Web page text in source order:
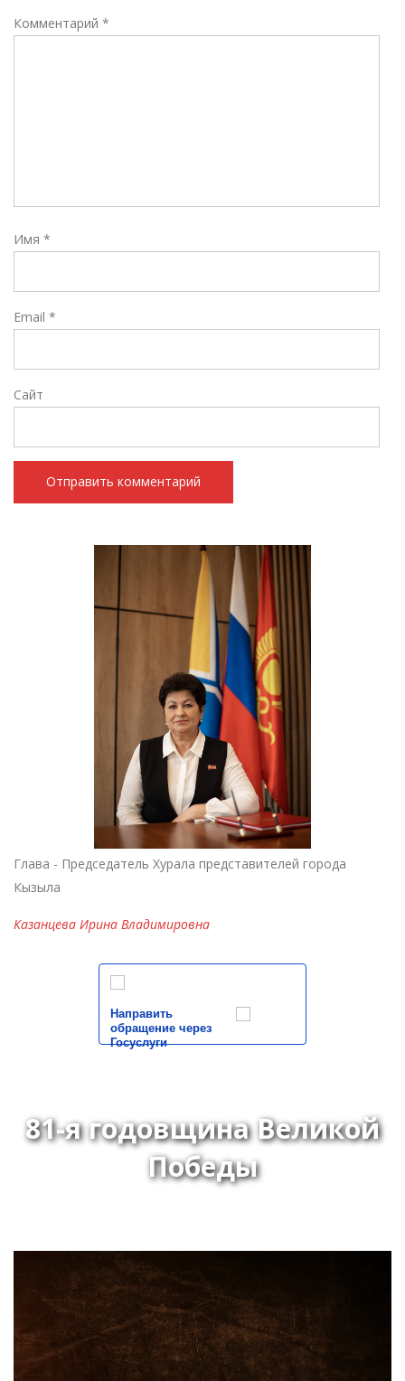
Комментарий *
Имя *
Email *
Сайт
Глава - Председатель Хурала представителей города
Кызыла
Казанцева Ирина Владимировна
Направить
обращение через
Госуслуги
81-я годовщина Великой
Победы